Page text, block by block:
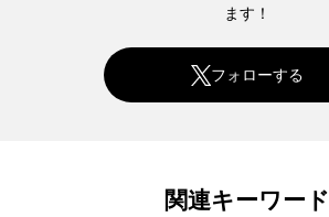
ます！
フォローする
関連キーワード